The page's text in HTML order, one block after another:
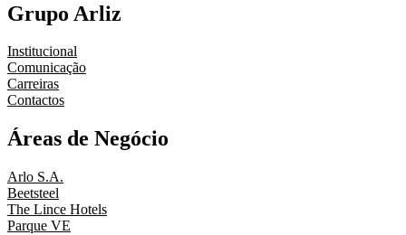
Grupo Arliz
Institucional
Comunicação
Carreiras
Contactos
Áreas de Negócio
Arlo S.A.
Beetsteel
The Lince Hotels
Parque VE